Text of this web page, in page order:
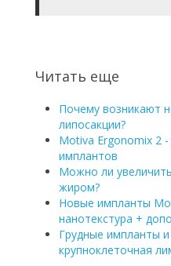
Читать еще
Почему возникают
липосакции?
Motiva Ergonomix 2
имплантов
Можно ли
жиром?
Новые импланты
нанотекстура +
Грудные импланты и
крупноклеточная